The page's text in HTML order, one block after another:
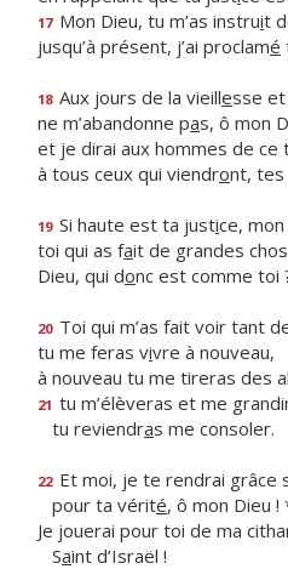
17 Mon Dieu, tu m’as instruit
jusqu’à présent, j’ai proclamé
18 Aux jours de la vieillesse et
ne m’abandonne pas, ô mon
et je dirai aux hommes de ce
à tous ceux qui viendront, tes
19 Si haute est ta justice,
toi qui as fait de grandes
Dieu, qui donc est comme toi
20 Toi qui m’as fait voir tant
tu me feras vivre à nouveau,
à nouveau tu me tireras des
21 tu m’élèveras et me
tu reviendras me consoler.
22 Et moi, je te rendrai grâce
pour ta vérité, ô mon Dieu !
Je jouerai pour toi de ma
Saint d’Israël !